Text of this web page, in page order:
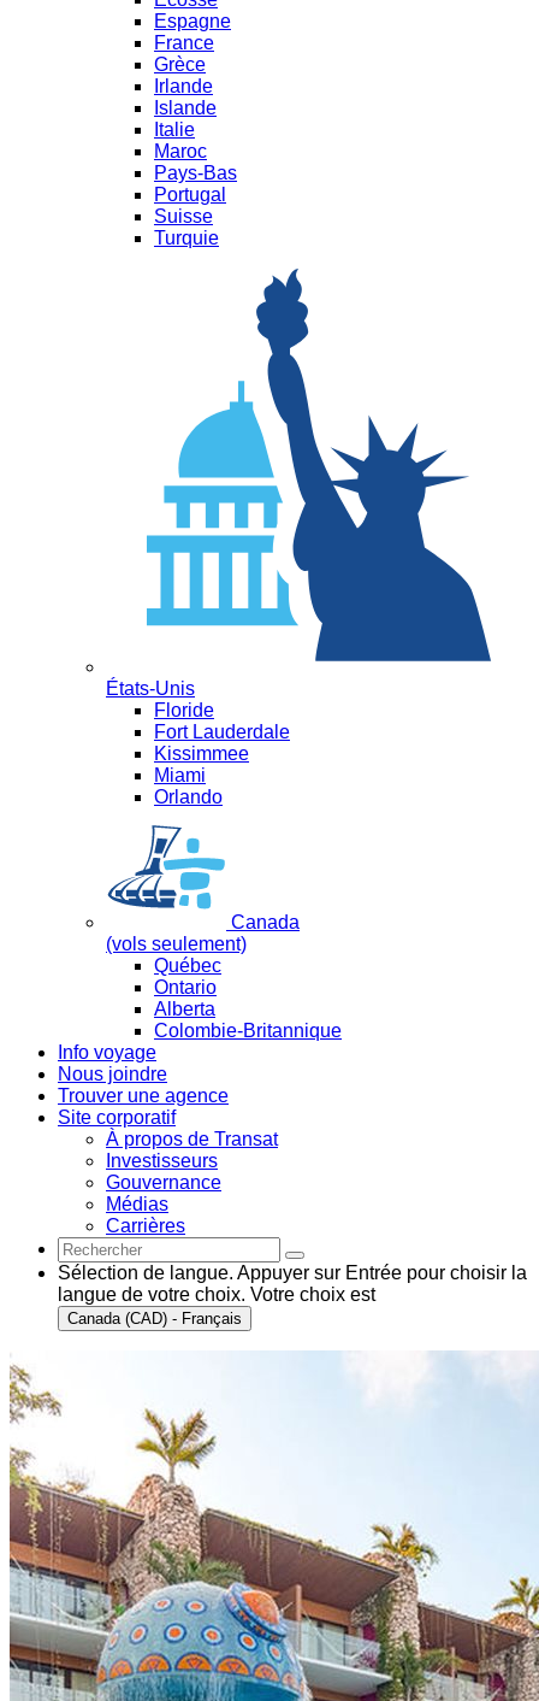
Espagne
France
Grèce
Irlande
Islande
Italie
Maroc
Pays-Bas
Portugal
Suisse
Turquie
États-Unis
Floride
Fort Lauderdale
Kissimmee
Miami
Orlando
Canada
(vols seulement)
Québec
Ontario
Alberta
Colombie-Britannique
Info voyage
Nous joindre
Trouver une agence
Site corporatif
À propos de Transat
Investisseurs
Gouvernance
Médias
Carrières
Sélection de langue. Appuyer sur Entrée pour choisir la
langue de votre choix. Votre choix est
Canada (CAD) - Français